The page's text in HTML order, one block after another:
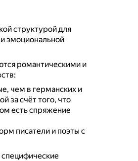
структурой для
эмоциональной
романтическими и
чем в германских и
за счёт того, что
есть спряжение
писатели и поэты с